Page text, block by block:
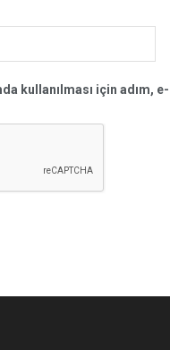
kullanılması için adım,